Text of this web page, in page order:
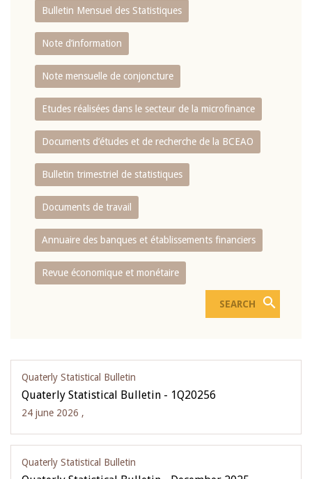
Bulletin Mensuel des Statistiques
Note d’information
Note mensuelle de conjoncture
Etudes réalisées dans le secteur de la microfinance
Documents d’études et de recherche de la BCEAO
Bulletin trimestriel de statistiques
Documents de travail
Annuaire des banques et établissements financiers
Revue économique et monétaire
Quaterly Statistical Bulletin
Quaterly Statistical Bulletin - 1Q20256
24 june 2026 ,
Quaterly Statistical Bulletin